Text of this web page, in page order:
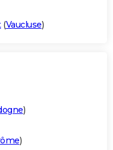
(Vaucluse)
)
)